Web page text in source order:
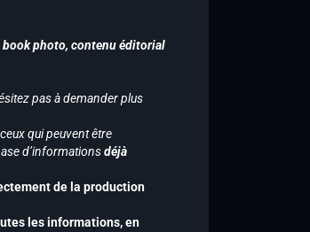
book photo, contenu éditorial
pas à demander plus
qui peuvent être
d’informationsdéjà
de la production
les informations, en